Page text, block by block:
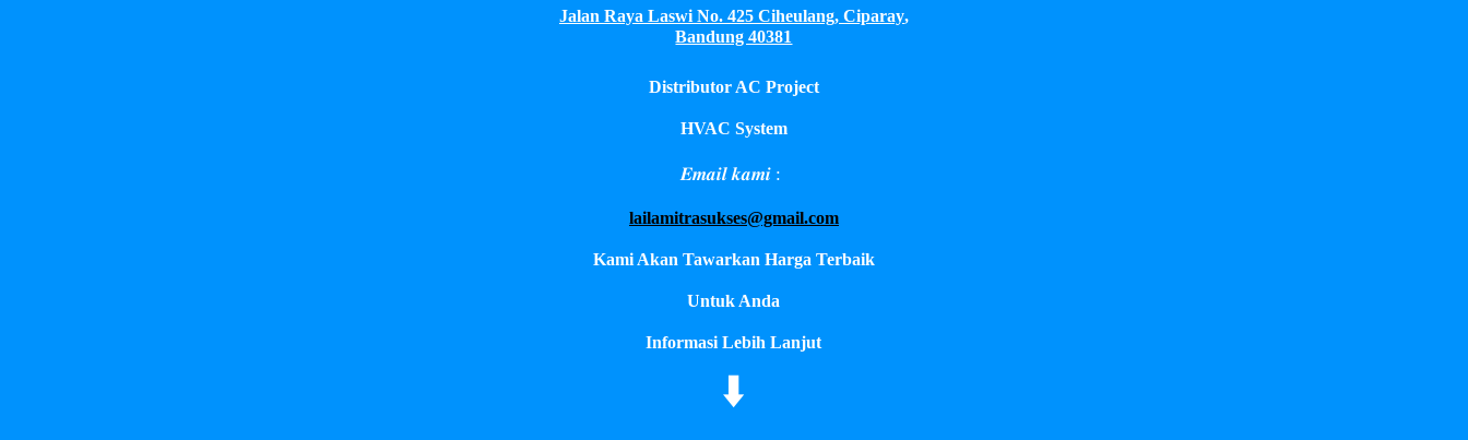
Jalan Raya Laswi No. 425 Ciheulang, Ciparay,
Bandung 40381
Distributor AC Project
HVAC System
𝑬𝒎𝒂𝒊𝒍 𝒌𝒂𝒎𝒊 :
lailamitrasukses@gmail.com
Kami Akan Tawarkan Harga Terbaik
Untuk Anda
Informasi Lebih Lanjut
⬇️